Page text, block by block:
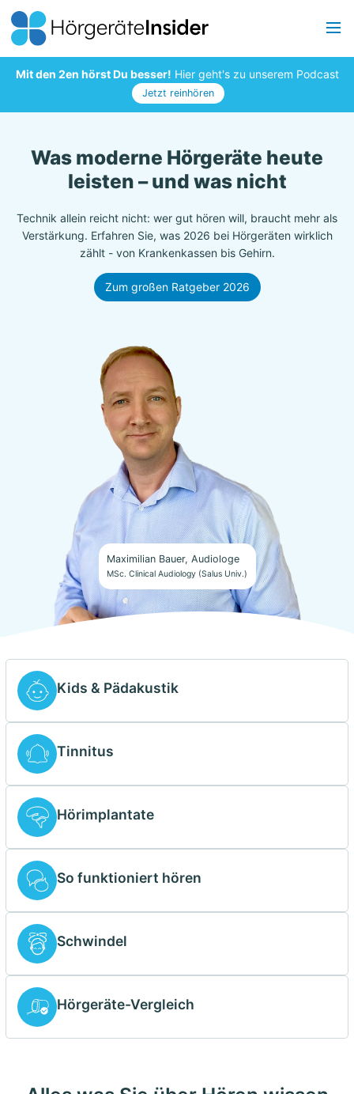
Mit den 2en hörst Du besser! Hier geht's zu unserem Podcast
Jetzt reinhören
Maximilian Bauer, Audiologe
MSc. Clinical Audiology (Salus Univ.)
Was moderne Hörgeräte heute
leisten – und was nicht
Technik allein reicht nicht: wer gut hören will, braucht mehr als
Verstärkung. Erfahren Sie, was 2026 bei Hörgeräten wirklich
zählt - von Krankenkassen bis Gehirn.
Zum großen Ratgeber 2026
Kids & Pädakustik
Tinnitus
Hörimplantate
So funktioniert hören
Schwindel
Hörgeräte-Vergleich